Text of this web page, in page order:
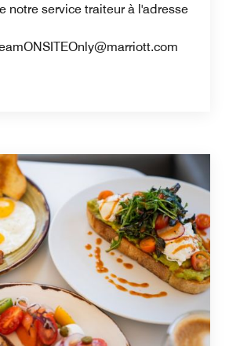
notre service traiteur à l'adresse